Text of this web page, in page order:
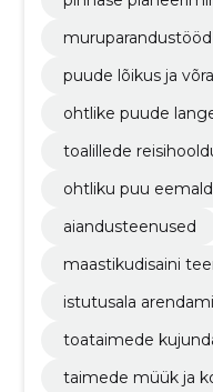
muruparandustööd
puude lõikus ja
ohtlike puude
toalillede
ohtliku puu
aiandusteenused
maastikudisaini
istutusala
toataimede
taimede müük ja